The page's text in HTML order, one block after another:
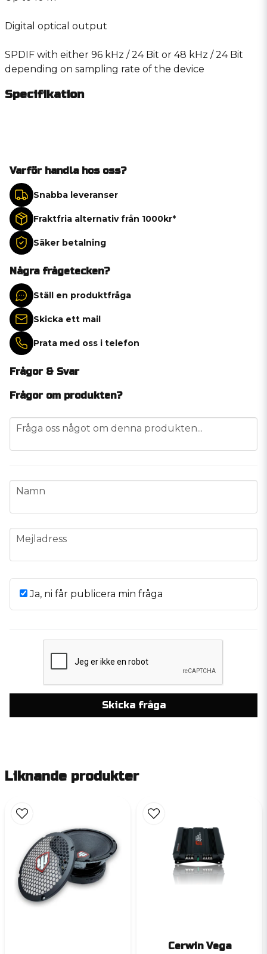
Digital optical output
SPDIF with either 96 kHz / 24 Bit or 48 kHz / 24 Bit
depending on sampling rate of the device
Specifikation
Varför handla hos oss?
Snabba leveranser
Fraktfria alternativ från 1000kr*
Säker betalning
Några frågetecken?
Ställ en produktfråga
Skicka ett mail
Prata med oss i telefon
Frågor & Svar
Frågor om produkten?
question
Fråga oss något om denna produkten...
name
Namn
email
Mejladress
Ja, ni får publicera min fråga
Skicka fråga
Liknande produkter
Cerwin Vega